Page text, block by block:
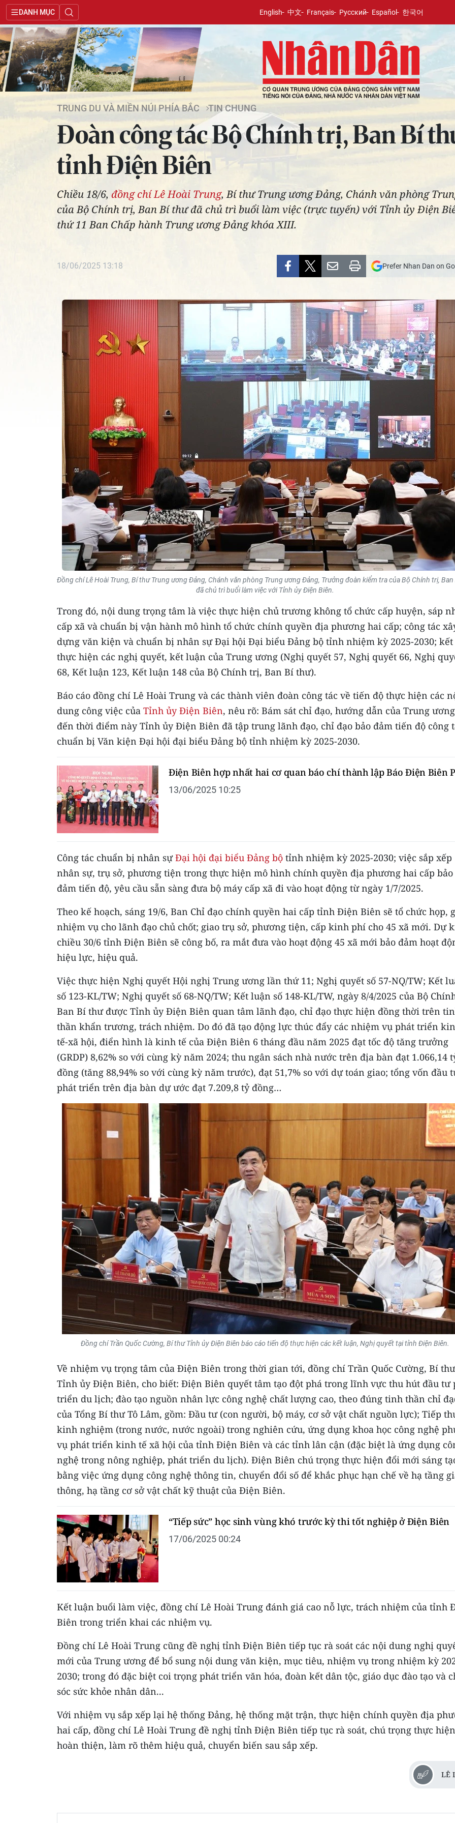
DANH MỤC English 中文 Français Русский Español 한국어
TRUNG DU VÀ MIỀN NÚI PHÍA BẮC TIN CHUNG
Đoàn công tác Bộ Chính trị, Ban Bí
tỉnh Điện Biên
Chiều 18/6, đồng chí Lê Hoài Trung, Bí thư Trung ương Đảng, Chánh văn phòng
của Bộ Chính trị, Ban Bí thư đã chủ trì buổi làm việc (trực tuyến) với Tỉnh ủy Điện
thứ 11 Ban Chấp hành Trung ương Đảng khóa XIII.
18/06/2025 13:18 Prefer Nhan Dan on
Đồng chí Lê Hoài Trung, Bí thư Trung ương Đảng, Chánh văn phòng Trung ương Đảng, Trưởng đoàn kiểm tra của Bộ Chính trị,
đã chủ trì buổi làm việc với Tỉnh ủy Điện Biên.
Trong đó, nội dung trọng tâm là việc thực hiện chủ trương không tổ chức cấp huyện, sáp
cấp xã và chuẩn bị vận hành mô hình tổ chức chính quyền địa phương hai cấp; công tác
dựng văn kiện và chuẩn bị nhân sự Đại hội Đại biểu Đảng bộ tỉnh nhiệm kỳ 2025-2030; kết
thực hiện các nghị quyết, kết luận của Trung ương (Nghị quyết 57, Nghị quyết 66, Nghị
68, Kết luận 123, Kết luận 148 của Bộ Chính trị, Ban Bí thư).
Báo cáo đồng chí Lê Hoài Trung và các thành viên đoàn công tác về tiến độ thực hiện các
dung công việc của Tỉnh ủy Điện Biên, nêu rõ: Bám sát chỉ đạo, hướng dẫn của Trung
đến thời điểm này Tỉnh ủy Điện Biên đã tập trung lãnh đạo, chỉ đạo bảo đảm tiến độ công
chuẩn bị Văn kiện Đại hội đại biểu Đảng bộ tỉnh nhiệm kỳ 2025-2030.
Điện Biên hợp nhất hai cơ quan báo chí thành lập Báo Điện Biên
13/06/2025 10:25
Công tác chuẩn bị nhân sựĐại hội đại biểu Đảng bộ tỉnh nhiệm kỳ 2025-2030; việc sắp xếp
nhân sự, trụ sở, phương tiện trong thực hiện mô hình chính quyền địa phương hai cấp bảo
đảm tiến độ, yêu cầu sẵn sàng đưa bộ máy cấp xã đi vào hoạt động từ ngày 1/7/2025.
Theo kế hoạch, sáng 19/6, Ban Chỉ đạo chính quyền hai cấp tỉnh Điện Biên sẽ tổ chức họp,
nhiệm vụ cho lãnh đạo chủ chốt; giao trụ sở, phương tiện, cấp kinh phí cho 45 xã mới. Dự
chiều 30/6 tỉnh Điện Biên sẽ công bố, ra mắt đưa vào hoạt động 45 xã mới bảo đảm hoạt
hiệu lực, hiệu quả.
Việc thực hiện Nghị quyết Hội nghị Trung ương lần thứ 11; Nghị quyết số 57-NQ/TW; Kết
số 123-KL/TW; Nghị quyết số 68-NQ/TW; Kết luận số 148-KL/TW, ngày 8/4/2025 của Bộ
Ban Bí thư được Tỉnh ủy Điện Biên quan tâm lãnh đạo, chỉ đạo thực hiện đồng thời trên
thần khẩn trương, trách nhiệm. Do đó đã tạo động lực thúc đẩy các nhiệm vụ phát triển
tế-xã hội, điển hình là kinh tế của Điện Biên 6 tháng đầu năm 2025 đạt tốc độ tăng trưởng
(GRDP) 8,62% so với cùng kỳ năm 2024; thu ngân sách nhà nước trên địa bàn đạt 1.066,14
đồng (tăng 88,94% so với cùng kỳ năm trước), đạt 51,7% so với dự toán giao; tổng vốn đầu
phát triển trên địa bàn dự ước đạt 7.209,8 tỷ đồng…
Đồng chí Trần Quốc Cường, Bí thư Tỉnh ủy Điện Biên báo cáo tiến độ thực hiện các kết luận, Nghị quyết tại tỉnh Điện Biên.
Về nhiệm vụ trọng tâm của Điện Biên trong thời gian tới, đồng chí Trần Quốc Cường, Bí thư
Tỉnh ủy Điện Biên, cho biết: Điện Biên quyết tâm tạo đột phá trong lĩnh vực thu hút đầu tư
triển du lịch; đào tạo nguồn nhân lực công nghệ chất lượng cao, theo đúng tinh thần chỉ
của Tổng Bí thư Tô Lâm, gồm: Đầu tư (con người, bộ máy, cơ sở vật chất nguồn lực); Tiếp
kinh nghiệm (trong nước, nước ngoài) trong nghiên cứu, ứng dụng khoa học công nghệ
vụ phát triển kinh tế xã hội của tỉnh Điện Biên và các tỉnh lân cận (đặc biệt là ứng dụng
nghệ trong nông nghiệp, phát triển du lịch). Điện Biên chú trọng thực hiện đổi mới sáng
bằng việc ứng dụng công nghệ thông tin, chuyển đổi số để khắc phục hạn chế về hạ tầng
thông, hạ tầng cơ sở vật chất kỹ thuật của Điện Biên.
“Tiếp sức” học sinh vùng khó trước kỳ thi tốt nghiệp ở Điện Biên
17/06/2025 00:24
Kết luận buổi làm việc, đồng chí Lê Hoài Trung đánh giá cao nỗ lực, trách nhiệm của tỉnh
Biên trong triển khai các nhiệm vụ.
Đồng chí Lê Hoài Trung cũng đề nghị tỉnh Điện Biên tiếp tục rà soát các nội dung nghị
mới của Trung ương để bổ sung nội dung văn kiện, mục tiêu, nhiệm vụ trong nhiệm kỳ
2030; trong đó đặc biệt coi trọng phát triển văn hóa, đoàn kết dân tộc, giáo dục đào tạo và
sóc sức khỏe nhân dân...
Với nhiệm vụ sắp xếp lại hệ thống Đảng, hệ thống mặt trận, thực hiện chính quyền địa
hai cấp, đồng chí Lê Hoài Trung đề nghị tỉnh Điện Biên tiếp tục rà soát, chú trọng thực
hoàn thiện, làm rõ thêm hiệu quả, chuyển biến sau sắp xếp.
LÊ